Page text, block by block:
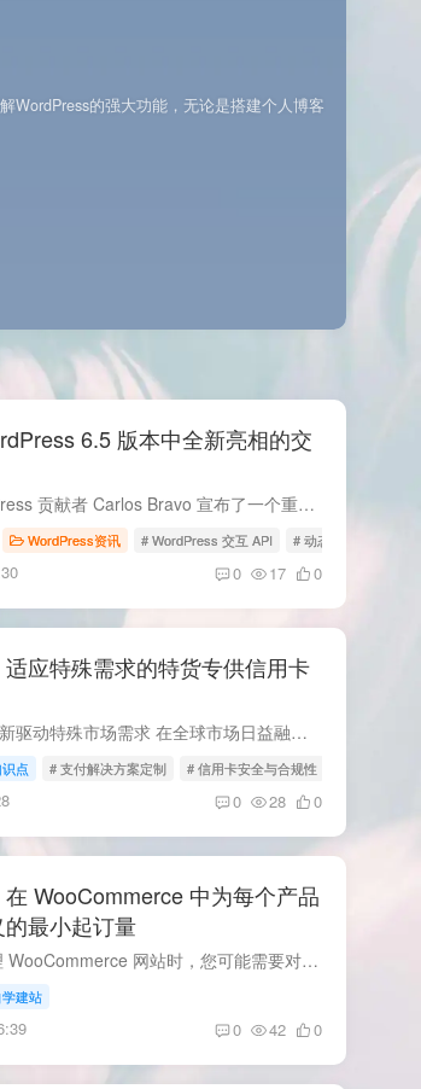
WordPress的强大功能，无论是搭建个人博客
6.5 版本中全新亮相的交
今天，WordPress 贡献者 Carlos Bravo 宣布了一个重大消息：被称为‘交互 API’的新功能将被添加到 WordPress 6.5 版本里。这个新 API 去年就已经发布，并且通过 Gutenberg 插件不断进行测试和...
WordPress资讯 # WordPress 交互 API # 动态网页构建
0 17 0
应特殊需求的特货专供信用卡
引论：支付革新驱动特殊市场需求 在全球市场日益融合的今天，信用卡支付不仅成为跨国交易的标准方式，也逐渐塑造了消费者和商户的支付习惯。对于特定行业，如奢侈品、大宗交易等高风险或特殊需...
点 # 支付解决方案定制 # 信用卡安全与合规性
0 28 0
WooCommerce 中为每个产品
最小起订量
引言： 在管理 WooCommerce 网站时，您可能需要对不同的产品设置不同的最小起订量。这种需求在批发或大宗交易型的电商网站中尤为常见。虽然可以使用插件来简化这一过程，但如果您希望更直接地控...
建站
0 42 0